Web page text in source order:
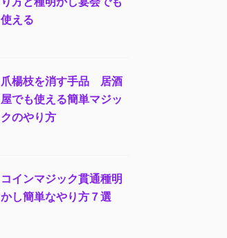
使える
爪楊枝を消す手品 居酒
屋でも使える簡単マジッ
クのやり方
コインマジック貫通種明
かし簡単なやり方７選